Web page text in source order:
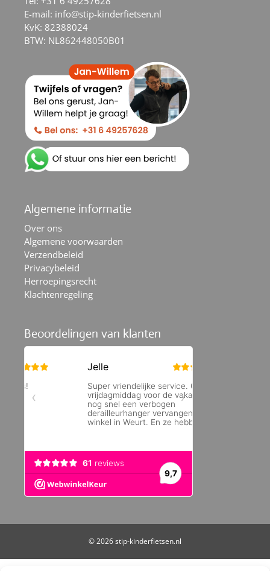
E-mail: info@stip-kinderfietsen.nl
KvK: 82388024
BTW: NL862448050B01
Algemene informatie
Over ons
Algemene voorwaarden
Verzendbeleid
Privacybeleid
Herroepingsrecht
Klachtenregeling
Beoordelingen van klanten
© 2026 stip-kinderfietsen.nl